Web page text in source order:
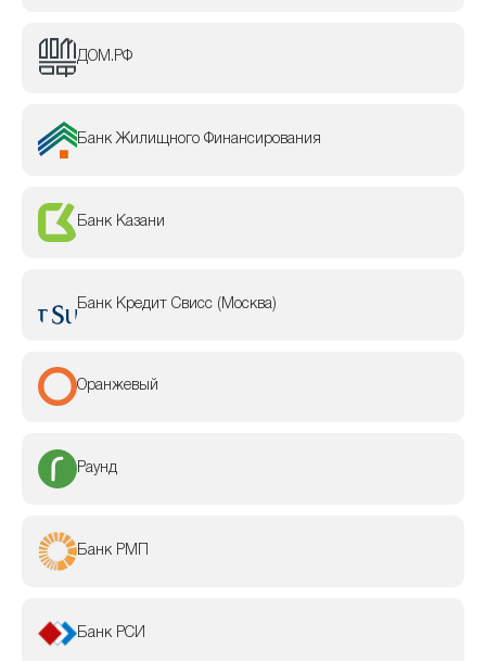
ДОМ.РФ
Банк Жилищного Финансирования
Банк Казани
Банк Кредит Свисс (Москва)
Оранжевый
Раунд
Банк РМП
Банк РСИ